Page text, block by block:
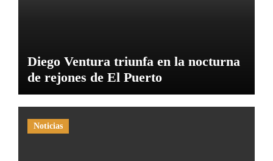
Diego Ventura triunfa en la nocturna
de rejones de El Puerto
Noticias